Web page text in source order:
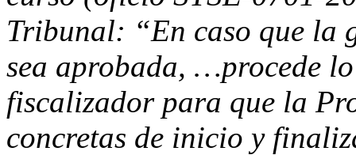
Tribunal: “En caso que la
sea aprobada, …procede
fiscalizador para que la
concretas de inicio y